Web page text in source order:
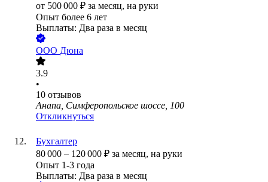
от 500 000 ₽ за месяц, на руки
Опыт более 6 лет
Выплаты: Два раза в месяц
ООО Дюна
3.9
•
10 отзывов
Анапа, Симферопольское шоссе, 100
Откликнуться
Бухгалтер
80 000 – 120 000 ₽ за месяц, на руки
Опыт 1-3 года
Выплаты: Два раза в месяц